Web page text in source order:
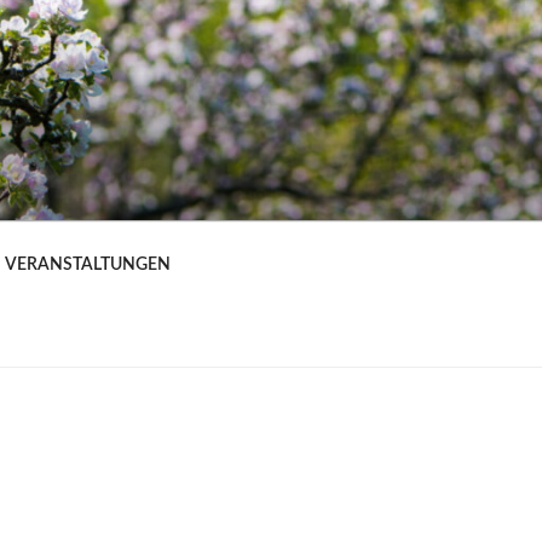
VERANSTALTUNGEN